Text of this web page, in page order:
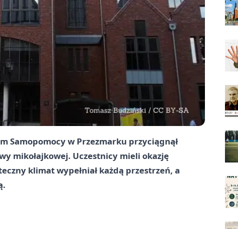
Samopomocy w Przezmarku przyciągnął
mikołajkowej. Uczestnicy mieli okazję
klimat wypełniał każdą przestrzeń, a